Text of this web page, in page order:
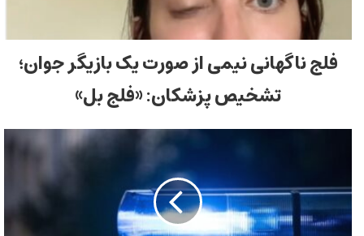
فلج ناگهانی نیمی از صورت یک بازیگر جوان؛
تشخیص پزشکان: «فلج بل»